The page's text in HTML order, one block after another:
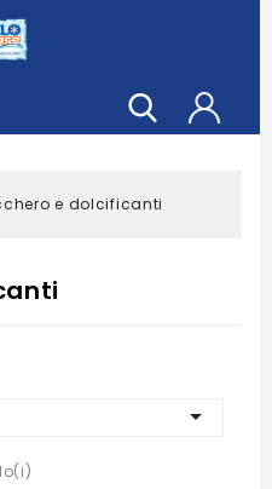
e dolcificanti
